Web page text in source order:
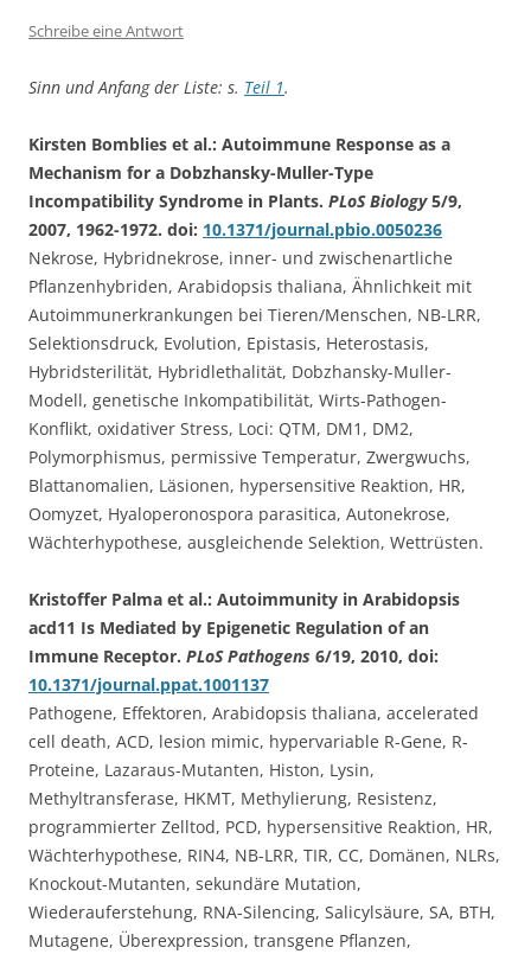
Schreibe eine Antwort
Sinn und Anfang der Liste: s. Teil 1.
Kirsten Bomblies et al.: Autoimmune Response as a
Mechanism for a Dobzhansky-Muller-Type
Incompatibility Syndrome in Plants. PLoS Biology5/9,
2007, 1962-1972. doi: 10.1371/journal.pbio.0050236
Nekrose, Hybridnekrose, inner- und zwischenartliche
Pflanzenhybriden, Arabidopsis thaliana, Ähnlichkeit mit
Autoimmunerkrankungen bei Tieren/Menschen, NB-LRR,
Selektionsdruck, Evolution, Epistasis, Heterostasis,
Hybridsterilität, Hybridlethalität, Dobzhansky-Muller-
Modell, genetische Inkompatibilität, Wirts-Pathogen-
Konflikt, oxidativer Stress, Loci: QTM, DM1, DM2,
Polymorphismus, permissive Temperatur, Zwergwuchs,
Blattanomalien, Läsionen, hypersensitive Reaktion, HR,
Oomyzet, Hyaloperonospora parasitica, Autonekrose,
Wächterhypothese, ausgleichende Selektion, Wettrüsten.
Kristoffer Palma et al.: Autoimmunity in Arabidopsis
acd11 Is Mediated by Epigenetic Regulation of an
Immune Receptor. PLoS Pathogens 6/19, 2010, doi:
10.1371/journal.ppat.1001137
Pathogene, Effektoren, Arabidopsis thaliana, accelerated
cell death, ACD, lesion mimic, hypervariable R-Gene, R-
Proteine, Lazaraus-Mutanten, Histon, Lysin,
Methyltransferase, HKMT, Methylierung, Resistenz,
programmierter Zelltod, PCD, hypersensitive Reaktion, HR,
Wächterhypothese, RIN4, NB-LRR, TIR, CC, Domänen, NLRs,
Knockout-Mutanten, sekundäre Mutation,
Wiederauferstehung, RNA-Silencing, Salicylsäure, SA, BTH,
Mutagene, Überexpression, transgene Pflanzen,